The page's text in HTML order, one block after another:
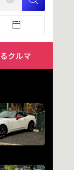
クルマ